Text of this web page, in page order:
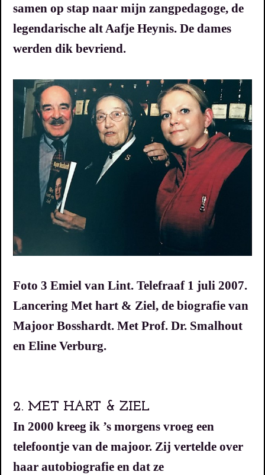
samen op stap naar mijn zangpedagoge, de
legendarische alt Aafje Heynis. De dames
werden dik bevriend.
Foto 3 Emiel van Lint. Telefraaf 1 juli 2007.
Lancering Met hart & Ziel, de biografie van
Majoor Bosshardt. Met Prof. Dr. Smalhout
en Eline Verburg.
2. MET HART & ZIEL
In 2000 kreeg ik ’s morgens vroeg een
telefoontje van de majoor. Zij vertelde over
haar autobiografie en dat ze